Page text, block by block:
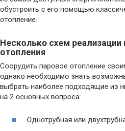
обустроить с его помощью
отопление.
Несколько схем реализации
отопления
Соорудить паровое отопление
однако необходимо знать
выбрать наиболее подходящие из
на 2 основных вопроса:
Однотрубная или